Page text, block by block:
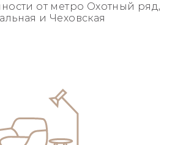
от метро Охотный ряд,
и Чеховская